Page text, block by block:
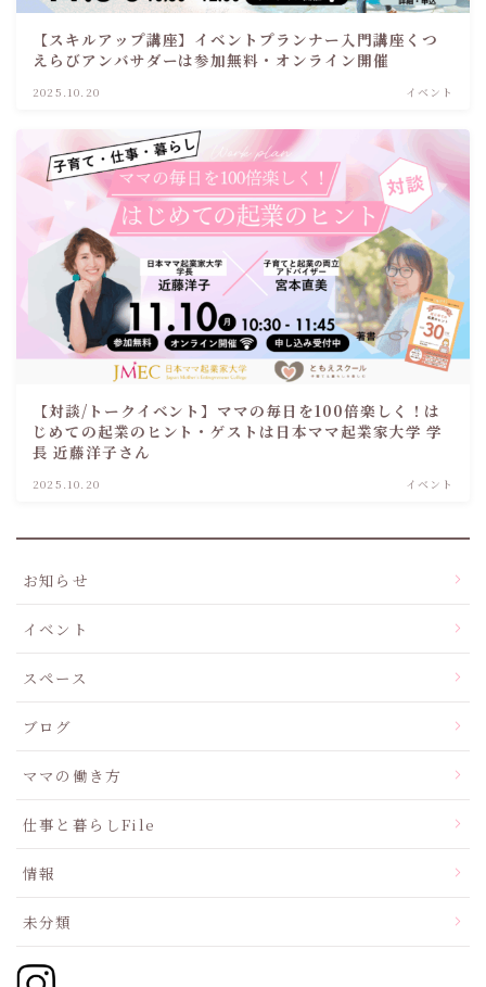
【スキルアップ講座】イベントプランナー入門講座くつ
えらびアンバサダーは参加無料・オンライン開催
2025.10.20 イベント
【対談/トークイベント】ママの毎日を100倍楽しく！は
じめての起業のヒント・ゲストは日本ママ起業家大学 学
長 近藤洋子さん
2025.10.20 イベント
お知らせ
イベント
スペース
ブログ
ママの働き方
仕事と暮らしFile
情報
未分類